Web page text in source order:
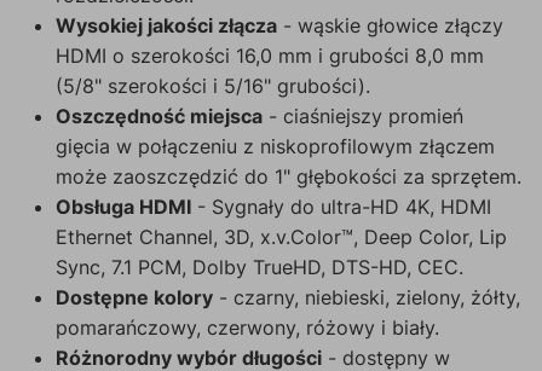
Wysokiej jakości złącza - wąskie głowice złączy
HDMI o szerokości 16,0 mm i grubości 8,0 mm
(5/8" szerokości i 5/16" grubości).
Oszczędność miejsca - ciaśniejszy promień
gięcia w połączeniu z niskoprofilowym złączem
może zaoszczędzić do 1" głębokości za sprzętem.
Obsługa HDMI - Sygnały do ultra-HD 4K, HDMI
Ethernet Channel, 3D, x.v.Color™, Deep Color, Lip
Sync, 7.1 PCM, Dolby TrueHD, DTS-HD, CEC.
Dostępne kolory - czarny, niebieski, zielony, żółty,
pomarańczowy, czerwony, różowy i biały.
Różnorodny wybór długości - dostępny w